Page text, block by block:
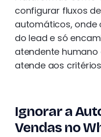
configurar fluxos
automáticos, onde
do lead e só
atendente
atende aos
Ignorar a
Vendas no